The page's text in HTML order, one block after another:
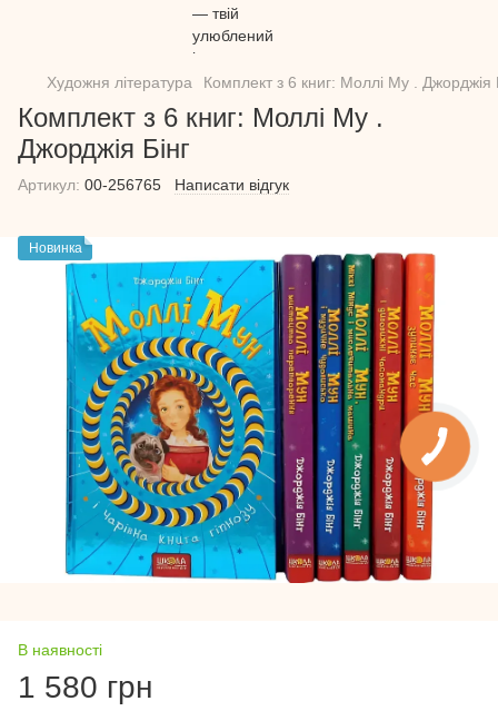
Художня література Комплект з 6 книг: Моллі Му . Джорджія
Комплект з 6 книг: Моллі Му .
Джорджія Бінг
Артикул: 00-256765 Написати відгук
Новинка
В наявності
1 580 грн